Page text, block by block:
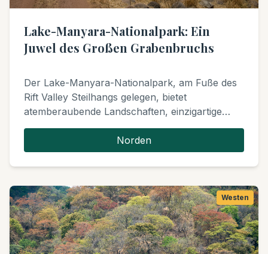
Lake-Manyara-Nationalpark: Ein
Juwel des Großen Grabenbruchs
Der Lake-Manyara-Nationalpark, am Fuße des
Rift Valley Steilhangs gelegen, bietet
atemberaubende Landschaften, einzigartige
Wildtiere wie baumkletternde Löwen und einen
lebendigen Sodasee, der Tausende von
Flamingos anzieht. Es ist ein kompakter Park mit
vielfältigen Ökosystemen.
Norden
Westen